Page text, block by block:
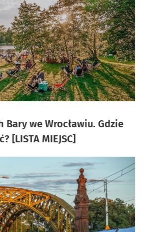
Bary we Wrocławiu. Gdzie
[LISTA MIEJSC]